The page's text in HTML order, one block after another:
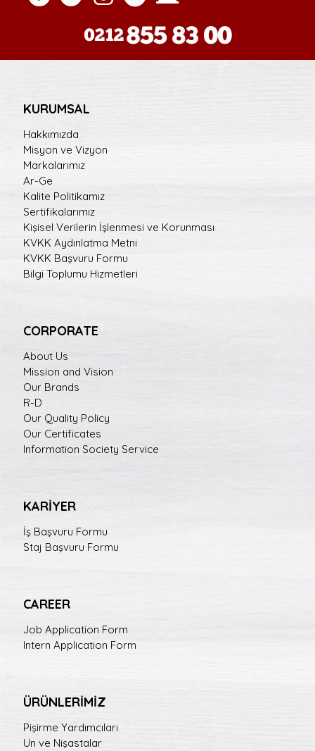
KURUMSAL
Hakkımızda
Misyon ve Vizyon
Markalarımız
Ar-Ge
Kalite Politikamız
Sertifikalarımız
Kişisel Verilerin İşlenmesi ve Korunması
KVKK Aydınlatma Metni
KVKK Başvuru Formu
Bilgi Toplumu Hizmetleri
CORPORATE
About Us
Mission and Vision
Our Brands
R-D
Our Quality Policy
Our Certificates
Information Society Service
KARİYER
İş Başvuru Formu
Staj Başvuru Formu
CAREER
Job Application Form
Intern Application Form
ÜRÜNLERİMİZ
Pişirme Yardımcıları
Un ve Nişastalar